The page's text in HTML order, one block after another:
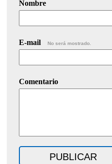
Nombre
E-mail No será mostrado.
Comentario